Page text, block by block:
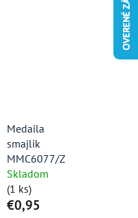
Medaila
smajlik
MMC6077/Z
Skladom
(1 ks)
€0,95